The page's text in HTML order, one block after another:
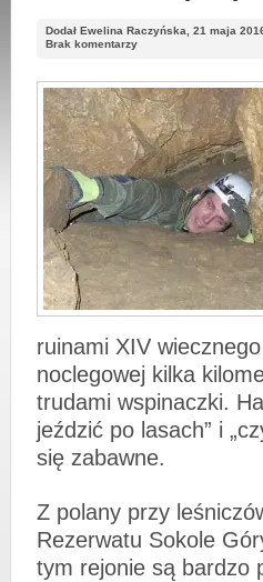
Dodał Ewelina Raczyńska, 21 maja
Brak komentarzy
ruinami XIV
noclegowej kilka
trudami wspinaczki.
jeździć po lasach” i
się zabawne.
Z polany przy
Rezerwatu Sokole
tym rejonie są bardzo